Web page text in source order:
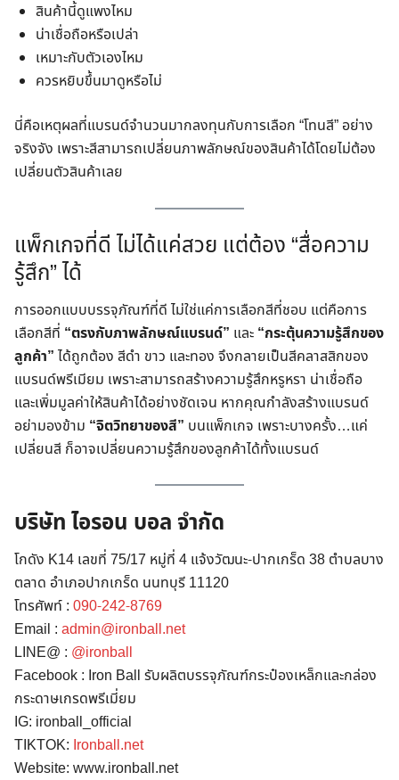
Search
for:
สินค้านี้ดูแพงไหม
น่าเชื่อถือหรือเปล่า
เหมาะกับตัวเองไหม
ควรหยิบขึ้นมาดูหรือไม่
นี่คือเหตุผลที่แบรนด์จำนวนมากลงทุนกับการเลือก “โทนสี” อย่าง
จริงจัง เพราะสีสามารถเปลี่ยนภาพลักษณ์ของสินค้าได้โดยไม่ต้อง
เปลี่ยนตัวสินค้าเลย
แพ็กเกจที่ดี ไม่ได้แค่สวย แต่ต้อง “สื่อความ
รู้สึก” ได้
การออกแบบบรรจุภัณฑ์ที่ดี ไม่ใช่แค่การเลือกสีที่ชอบ แต่คือการ
เลือกสีที่ “ตรงกับภาพลักษณ์แบรนด์” และ “กระตุ้นความรู้สึกของ
ลูกค้า” ได้ถูกต้อง สีดำ ขาว และทอง จึงกลายเป็นสีคลาสสิกของ
แบรนด์พรีเมียม เพราะสามารถสร้างความรู้สึกหรูหรา น่าเชื่อถือ
และเพิ่มมูลค่าให้สินค้าได้อย่างชัดเจน หากคุณกำลังสร้างแบรนด์
อย่ามองข้าม “จิตวิทยาของสี” บนแพ็กเกจ เพราะบางครั้ง…แค่
เปลี่ยนสี ก็อาจเปลี่ยนความรู้สึกของลูกค้าได้ทั้งแบรนด์
บริษัท ไอรอน บอล จำกัด
โกดัง K14 เลขที่ 75/17 หมู่ที่ 4 แจ้งวัฒนะ-ปากเกร็ด 38 ตำบลบาง
ตลาด อำเภอปากเกร็ด นนทบุรี 11120
โทรศัพท์ : 090-242-8769
Email : admin@ironball.net
LINE@ : @ironball
Facebook : Iron Ball รับผลิตบรรจุภัณฑ์กระป๋องเหล็กและกล่อง
กระดาษเกรดพรีเมี่ยม
IG: ironball_official
TIKTOK: Ironball.net
Website: www.ironball.net